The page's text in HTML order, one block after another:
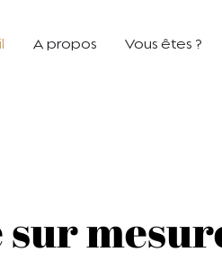
A propos Vous êtes ?